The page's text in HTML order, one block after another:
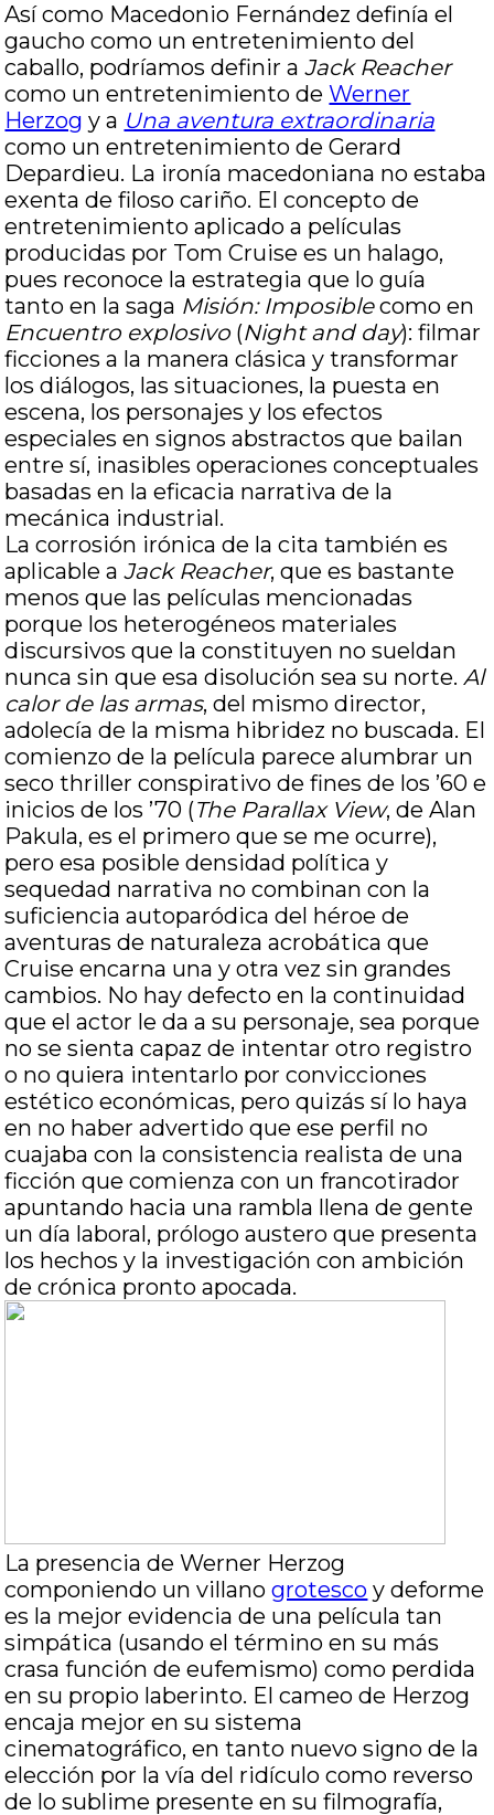
Así como Macedonio Fernández definía el
gaucho como un entretenimiento del
caballo, podríamos definir aJack Reacher
como un entretenimiento deWerner
Herzog y a Una aventura extraordinaria
como un entretenimiento de Gerard
Depardieu. La ironía macedoniana no estaba
exenta de filoso cariño. El concepto de
entretenimiento aplicado a películas
producidas por Tom Cruise es un halago,
pues reconoce la estrategia que lo guía
tanto en la saga Misión: Imposiblecomo en
Encuentro explosivo(Night and day): filmar
ficciones a la manera clásica y transformar
los diálogos, las situaciones, la puesta en
escena, los personajes y los efectos
especiales en signos abstractos que bailan
entre sí, inasibles operaciones conceptuales
basadas en la eficacia narrativa de la
mecánica industrial.
La corrosión irónica de la cita también es
aplicable aJack Reacher, que es bastante
menos que las películas mencionadas
porque los heterogéneos materiales
discursivos que la constituyen no sueldan
nunca sin que esa disolución sea su norte.Al
calor de las armas, del mismo director,
adolecía de la misma hibridez no buscada. El
comienzo de la película parece alumbrar un
seco thriller conspirativo de fines de los ’60 e
inicios de los ’70 (The Parallax View, de Alan
Pakula, es el primero que se me ocurre),
pero esa posible densidad política y
sequedad narrativa no combinan con la
suficiencia autoparódica del héroe de
aventuras de naturaleza acrobática que
Cruise encarna una y otra vez sin grandes
cambios. No hay defecto en la continuidad
que el actor le da a su personaje, sea porque
no se sienta capaz de intentar otro registro
o no quiera intentarlo por convicciones
estético económicas, pero quizás sí lo haya
en no haber advertido que ese perfil no
cuajaba con la consistencia realista de una
ficción que comienza con un francotirador
apuntando hacia una rambla llena de gente
un día laboral, prólogo austero que presenta
los hechos y la investigación con ambición
de crónica pronto apocada.
La presencia de Werner Herzog
componiendo un villanogrotesco y deforme
es la mejor evidencia de una película tan
simpática (usando el término en su más
crasa función de eufemismo) como perdida
en su propio laberinto. El cameo de Herzog
encaja mejor en su sistema
cinematográfico, en tanto nuevo signo de la
elección por la vía del ridículo como reverso
de lo sublime presente en su filmografía,